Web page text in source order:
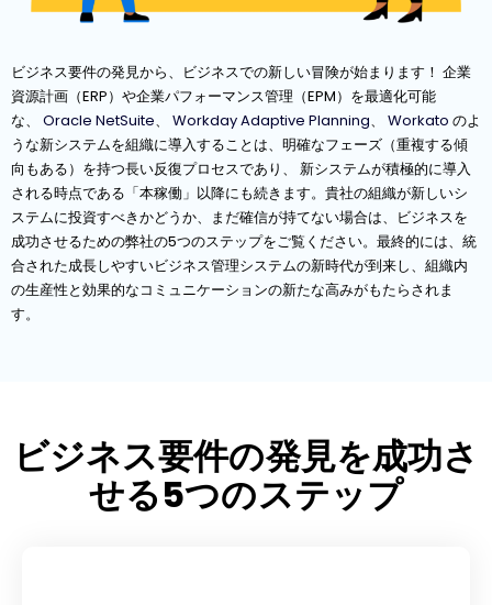
ビジネス要件の発見から、ビジネスでの新しい冒険が始まります！ 企業
資源計画（ERP）や企業パフォーマンス管理（EPM）を最適化可能
な、 Oracle NetSuite、 Workday Adaptive Planning、 Workato のよ
うな新システムを組織に導入することは、明確なフェーズ（重複する傾
向もある）を持つ長い反復プロセスであり、 新システムが積極的に導入
される時点である「本稼働」以降にも続きます。貴社の組織が新しいシ
ステムに投資すべきかどうか、まだ確信が持てない場合は、ビジネスを
成功させるための弊社の5つのステップをご覧ください。最終的には、統
合された成長しやすいビジネス管理システムの新時代が到来し、組織内
の生産性と効果的なコミュニケーションの新たな高みがもたらされま
す。
ビジネス要件の発見を成功さ
せる5つのステップ